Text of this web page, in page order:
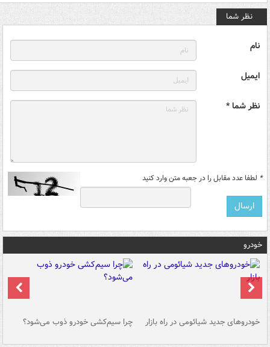
نظر شما
نام
ایمیل
نظر شما *
* لطفا عدد مقابل را در جعبه متن وارد کنید
خودرو
خودروهای جدید شیائومی در راه بازار چرا سیم‌کشی خودرو ذوب می‌شود؟